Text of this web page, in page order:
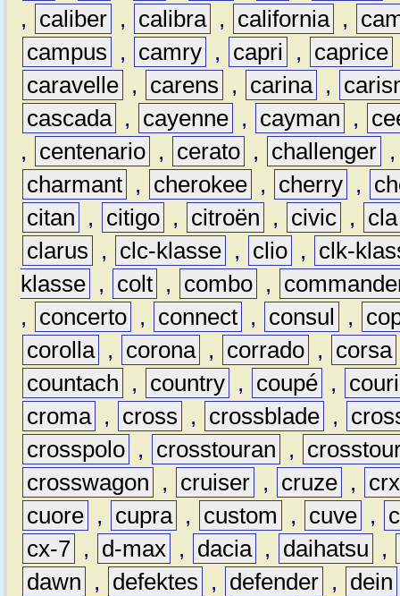
, caliber , calibra , california ,
campus
, camry , capri , caprice
caravelle , carens , carina ,
cascada , cayenne , cayman ,
,
centenario , cerato , challenger
charmant , cherokee , cherry ,
citan
, citigo , citroën , civic ,
cla
clarus
, clc-klasse , clio ,
clk-
klasse , colt , combo ,
,
concerto , connect , consul ,
corolla , corona , corrado , corsa
countach
, country , coupé ,
croma , cross , crossblade ,
crosspolo , crosstouran ,
crosswagon
, cruiser , cruze ,
crx
cuore , cupra , custom , cuve ,
cx-7 , d-max , dacia , daihatsu
,
dawn
, defektes , defender , dein